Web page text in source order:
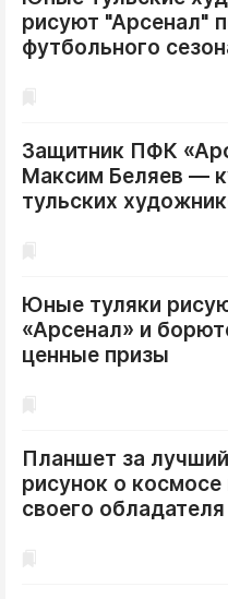
ДоброЦентр
Голодный шпион
рисуют "Арсенал"
футбольного
Защитник ПФК
Максим Беляев —
тульских
Юные туляки
«Арсенал» и
ценные призы
Планшет за
рисунок о
своего обладателя